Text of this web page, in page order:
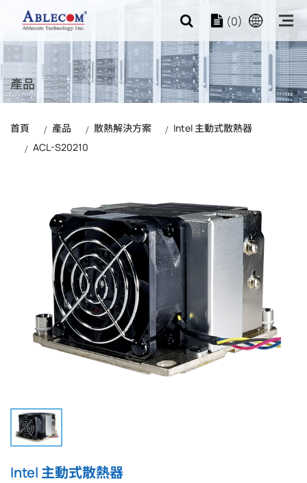
(0)
產品
首頁 產品 散熱解決方案
Intel 主動式散熱器
ACL-S20210
Intel 主動式散熱器